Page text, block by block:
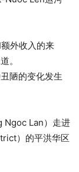
外收入的来
。
陋的变化发生
Ngoc Lan）走进
）的平洪华区